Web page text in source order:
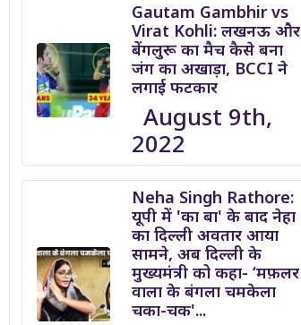
Gautam Gambhir vs
Virat Kohli: लखनऊ और
बेंगलुरू का मैच कैसे बना
जंग का अखाड़ा, BCCI ने
लगाई फटकार
August 9th,
2022
Neha Singh Rathore:
यूपी में 'का बा' के बाद नेहा
का दिल्ली अवतार आया
सामने, अब दिल्ली के
मुख्यमंत्री को कहा- ‘मफ़लर
वाला के बंगला चमकेला
चका-चक'...